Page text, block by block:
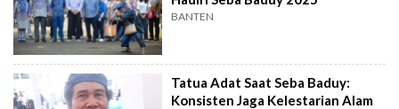
BANTEN
Tatua Adat Saat Seba Baduy:
Konsisten Jaga Kelestarian Alam